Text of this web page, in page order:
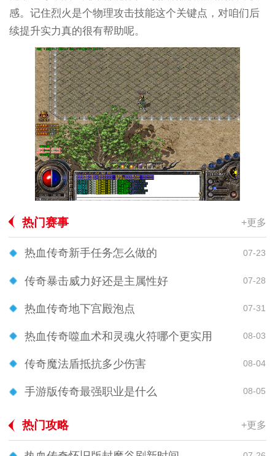
感。记住烈火是个物理攻击技能这个关键点，对咱们后
续提升实力真的很有帮助呢。
热门赛事 +更多
热血传奇新手任务怎么做的 07-23
传奇暴击威力好还是主属性好 07-28
热血传奇地下宫殿泡点 07-31
热血传奇噬血术和灵魂火符哪个更实用 08-03
传奇魔法盾抵抗多少伤害 08-04
手游版传奇最强职业是什么 08-05
热门攻略 +更多